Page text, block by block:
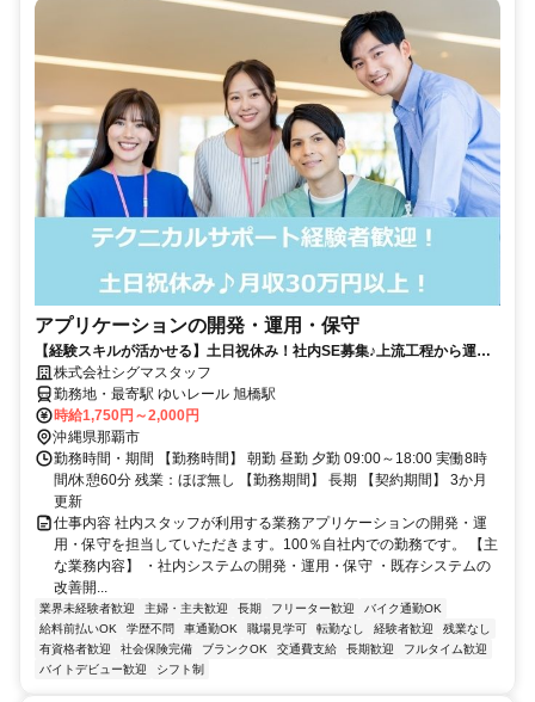
アプリケーションの開発・運用・保守
【経験スキルが活かせる】土日祝休み！社内SE募集♪上流工程から運用
まで携われる《那覇市》
株式会社シグマスタッフ
勤務地・最寄駅 ゆいレール 旭橋駅
時給1,750円～2,000円
沖縄県那覇市
勤務時間・期間 【勤務時間】 朝勤 昼勤 夕勤 09:00～18:00 実働8時
間/休憩60分 残業：ほぼ無し 【勤務期間】 長期 【契約期間】 3か月
更新
仕事内容 社内スタッフが利用する業務アプリケーションの開発・運
用・保守を担当していただきます。100％自社内での勤務です。 【主
な業務内容】 ・社内システムの開発・運用・保守 ・既存システムの
改善開...
業界未経験者歓迎 主婦・主夫歓迎 長期 フリーター歓迎
バイク通勤OK
給料前払いOK
学歴不問 車通勤OK 職場見学可 転勤なし 経験者歓迎
残業なし
有資格者歓迎
社会保険完備 ブランクOK 交通費支給 長期歓迎
フルタイム歓迎
バイトデビュー歓迎
シフト制